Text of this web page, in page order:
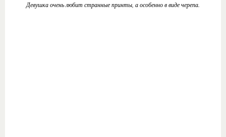
Девушка очень любит странные принты, а особенно в виде черепа.